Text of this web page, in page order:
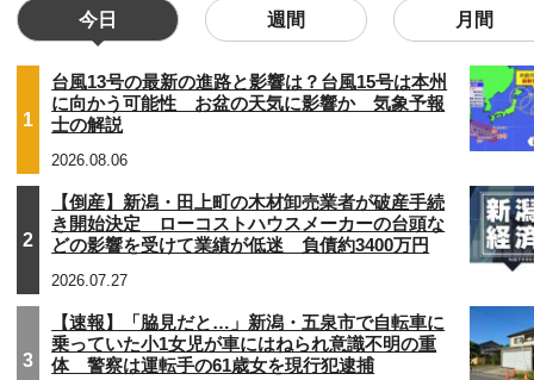
今日 週間 月間
1
台風13号の最新の進路と影響は？台風15号は本州
に向かう可能性 お盆の天気に影響か 気象予報
士の解説
2026.08.06
2
【倒産】新潟・田上町の木材卸売業者が破産手続
き開始決定 ローコストハウスメーカーの台頭な
どの影響を受けて業績が低迷 負債約3400万円
2026.07.27
3
【速報】「脇見だと…」新潟・五泉市で自転車に
乗っていた小1女児が車にはねられ意識不明の重
体 警察は運転手の61歳女を現行犯逮捕